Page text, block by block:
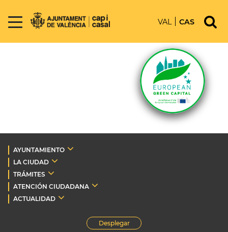
VAL CAS
AYUNTAMIENTO
LA CIUDAD
TRÁMITES
ATENCIÓN CIUDADANA
ACTUALIDAD
Desplegar